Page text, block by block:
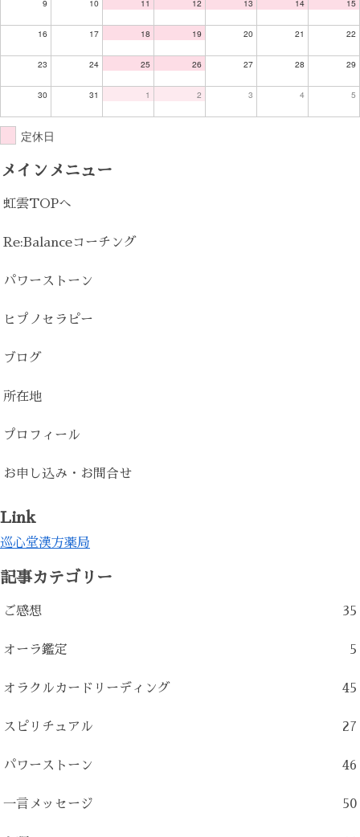
9 10 11 12 13 14 15
16 17 18 19 20 21 22
23 24 25 26 27 28 29
30 31 1 2 3 4 5
定休日
メインメニュー
虹雲TOPへ
Re:Balanceコーチング
パワーストーン
ヒプノセラピー
ブログ
所在地
プロフィール
お申し込み・お問合せ
Link
巡心堂漢方薬局
記事カテゴリー
ご感想 35
オーラ鑑定 5
オラクルカードリーディング 45
スピリチュアル 27
パワーストーン 46
一言メッセージ 50